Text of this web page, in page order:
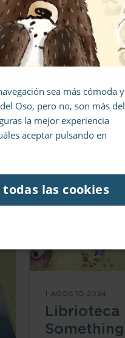
altura de tu
empiece el
POR ISABEL
1 AGOSTO 2024
Librioteca
sea más cómoda y
Oso, pero no, son más del
la mejor experiencia
aceptar pulsando en
las cookies
en tu
no se te